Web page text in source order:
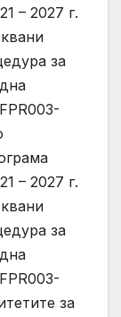
– 2027 г.
за
– 2027 г.
за
за